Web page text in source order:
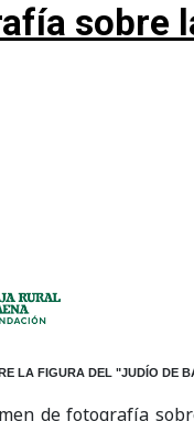
sobre
LA FIGURA DEL "JUDÍO DE
de fotografía